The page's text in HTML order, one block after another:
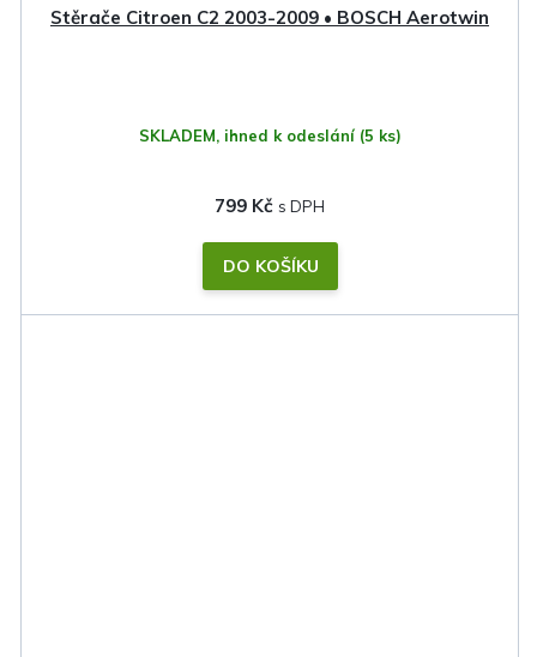
Stěrače Citroen C2 2003-2009 • BOSCH Aerotwin
SKLADEM, ihned k odeslání (5 ks)
799 Kč
DO KOŠÍKU